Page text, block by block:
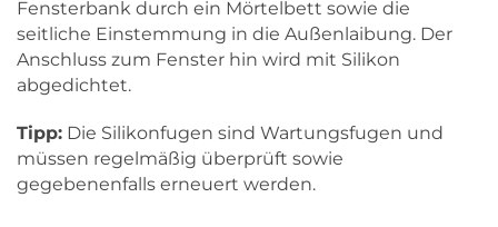
Fensterbank durch ein Mörtelbett sowie die
seitliche Einstemmung in die Außenlaibung. Der
Anschluss zum Fenster hin wird mit Silikon
abgedichtet.
Tipp: Die Silikonfugen sind Wartungsfugen und
müssen regelmäßig überprüft sowie
gegebenenfalls erneuert werden.